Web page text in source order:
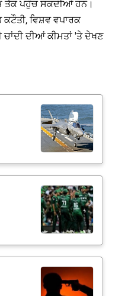
ਤੱਕ ਪਹੁੰਚ ਸਕਦੀਆਂ ਹਨ।
ਵਿਸ਼ਵ ਵਪਾਰਕ
ਦੀਆਂ ਕੀਮਤਾਂ 'ਤੇ ਦੇਖਣ